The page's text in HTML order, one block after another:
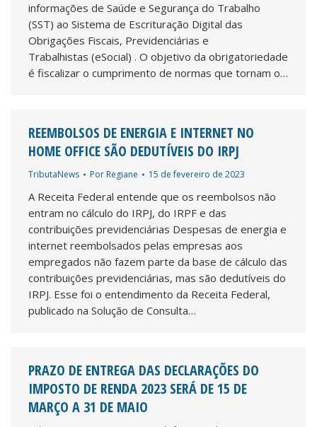
informações de Saúde e Segurança do Trabalho
(SST) ao Sistema de Escrituração Digital das
Obrigações Fiscais, Previdenciárias e
Trabalhistas (eSocial) . O objetivo da obrigatoriedade
é fiscalizar o cumprimento de normas que tornam o…
REEMBOLSOS DE ENERGIA E INTERNET NO
HOME OFFICE SÃO DEDUTÍVEIS DO IRPJ
TributaNews Por Regiane 15 de fevereiro de 2023
A Receita Federal entende que os reembolsos não
entram no cálculo do IRPJ, do IRPF e das
contribuições previdenciárias Despesas de energia e
internet reembolsados pelas empresas aos
empregados não fazem parte da base de cálculo das
contribuições previdenciárias, mas são dedutíveis do
IRPJ. Esse foi o entendimento da Receita Federal,
publicado na Solução de Consulta…
PRAZO DE ENTREGA DAS DECLARAÇÕES DO
IMPOSTO DE RENDA 2023 SERÁ DE 15 DE
MARÇO A 31 DE MAIO